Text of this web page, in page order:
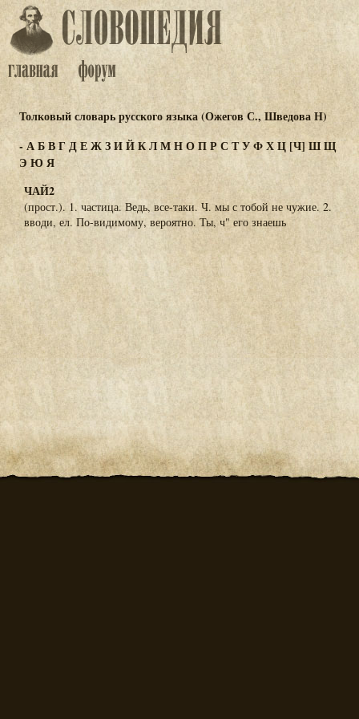
Толковый словарь русского языка (Ожегов С., Шведова Н)
-АБВГДЕЖЗИЙКЛМНОПР СТУФХЦ [Ч] ШЩ
Э Ю Я
ЧАЙ2
(прост.). 1. частица. Ведь, все-таки. Ч. мы с тобой не чужие. 2.
вводи, ел. По-видимому, вероятно. Ты, ч" его знаешь